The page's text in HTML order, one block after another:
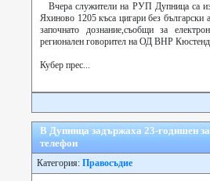
Вчера служители на РУП Дупница са
Яхиново 1205 къса цигари без български
започнато дознание,съобщи за
регионален говорител на ОД ВНР
Кубер прес...
В Дупница задържаха 23-годишен
телефон
Категория: Правосъдие